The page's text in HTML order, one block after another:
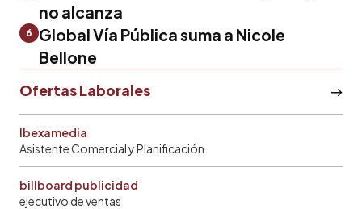
no alcanza
6
Global Vía Pública suma a Nicole
Bellone
Ofertas Laborales
Ibexamedia
Asistente Comercial y Planificación
billboard publicidad
ejecutivo de ventas